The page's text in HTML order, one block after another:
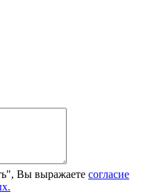
Вы выражаете согласие